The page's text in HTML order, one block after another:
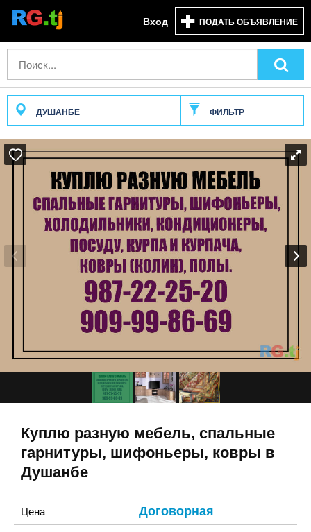
Вход ПОДАТЬ ОБЪЯВЛЕНИЕ
ДУШАНБЕ ФИЛЬТР
Куплю разную мебель, спальные
гарнитуры, шифоньеры, ковры в
Душанбе
Цена Договорная